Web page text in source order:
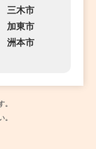
三木市
加東市
洲本市
。
。